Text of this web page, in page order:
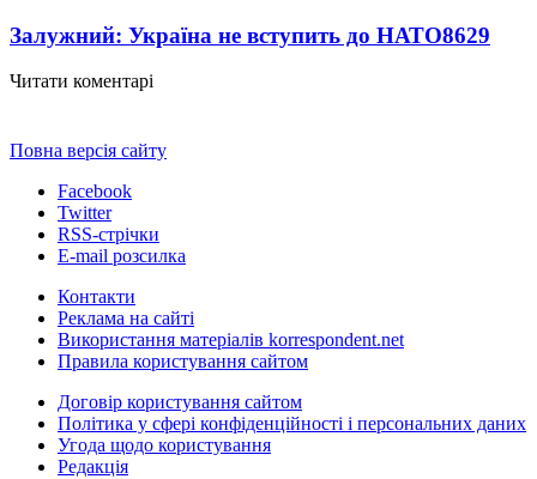
Залужний: Україна не вступить до НАТО8629
Читати коментарі
Повна версія сайту
Facebook
Twitter
RSS-стрічки
E-mail розсилка
Контакти
Реклама на сайті
Використання матеріалів korrespondent.net
Правила користування сайтом
Договір користування сайтом
Політика у сфері конфіденційності і персональних даних
Угода щодо користування
Редакція